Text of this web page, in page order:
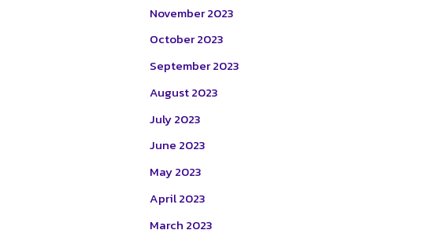
November 2023
October 2023
September 2023
August 2023
July 2023
June 2023
May 2023
April 2023
March 2023